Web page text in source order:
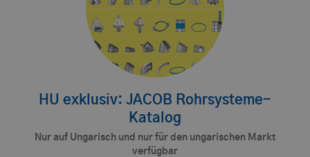
HU exklusiv: JACOB Rohrsysteme-
Katalog
Nur auf Ungarisch und nur für den ungarischen Markt
verfügbar